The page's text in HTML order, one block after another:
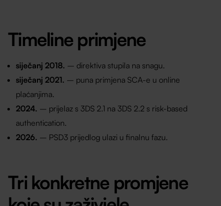
Timeline primjene
siječanj 2018. – direktiva stupila na snagu.
siječanj 2021. – puna primjena SCA-e u online
plaćanjima.
2024. – prijelaz s 3DS 2.1 na 3DS 2.2 s risk-based
authentication.
2026. – PSD3 prijedlog ulazi u finalnu fazu.
Tri konkretne promjene